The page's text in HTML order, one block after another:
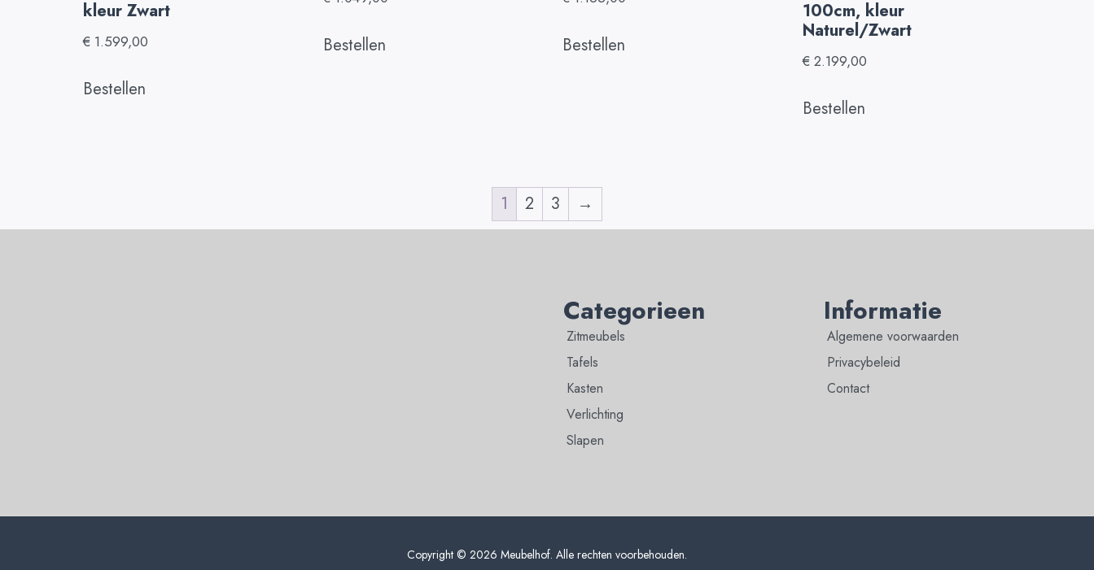
kleur Zwart
€ 1.599,00
Bestellen
Bestellen Bestellen
100cm, kleur
Naturel/Zwart
€ 2.199,00
Bestellen
1 2 3 →
Categorieen
Zitmeubels
Tafels
Kasten
Verlichting
Slapen
Informatie
Algemene voorwaarden
Privacybeleid
Contact
Copyright © 2026 Meubelhof. Alle rechten voorbehouden.